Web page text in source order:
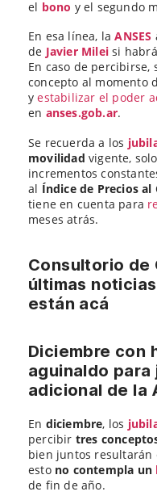
el bono y el segundo
En esa línea, laANSES
de Javier Milei si
En caso de
concepto al momento
yestabilizar el poder
en anses.gob.ar.
Se recuerda a los
movilidad vigente,
incrementos
al Índice de Precios
tiene en cuenta para
meses atrás.
Consultorio de
últimas
están acá
Diciembre con
aguinaldo para
adicional de la
En diciembre, los
percibir tres
bien juntos
esto no contempla un
de fin de año.